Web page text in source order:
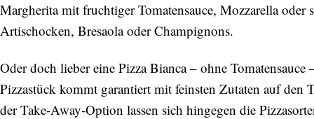
Margherita mit fruchtiger Tomatensauce, Mozzarella oder
Artischocken, Bresaola oder Champignons.
Oder doch lieber eine Pizza Bianca – ohne
Pizzastück kommt garantiert mit feinsten Zutaten auf
der Take-Away-Option lassen sich hingegen die